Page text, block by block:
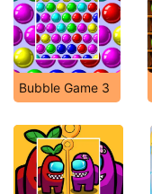
Bubble Game 3